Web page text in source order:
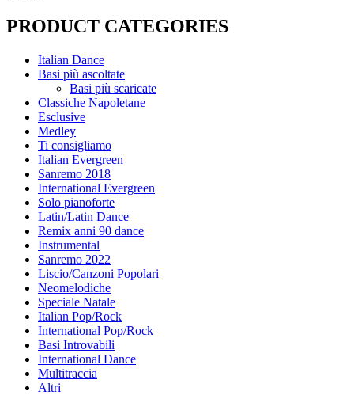
PRODUCT CATEGORIES
Italian Dance
Basi più ascoltate
Basi più scaricate
Classiche Napoletane
Esclusive
Medley
Ti consigliamo
Italian Evergreen
Sanremo 2018
International Evergreen
Solo pianoforte
Latin/Latin Dance
Remix anni 90 dance
Instrumental
Sanremo 2022
Liscio/Canzoni Popolari
Neomelodiche
Speciale Natale
Italian Pop/Rock
International Pop/Rock
Basi Introvabili
International Dance
Multitraccia
Altri